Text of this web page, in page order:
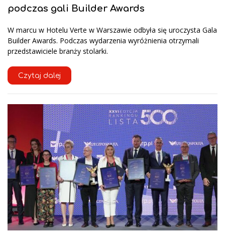
podczas gali Builder Awards
W marcu w Hotelu Verte w Warszawie odbyła się uroczysta Gala
Builder Awards. Podczas wydarzenia wyróżnienia otrzymali
przedstawiciele branży stolarki.
Czytaj dalej